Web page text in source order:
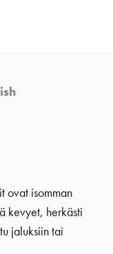
ovat isomman
kevyet, herkästi
jaluksiin tai